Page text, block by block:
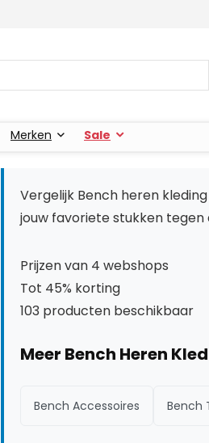
Merken Sale
Vergelijk Bench heren
jouw favoriete stukken tegen
Prijzen van 4 webshops
Tot 45% korting
103 producten beschikbaar
Meer Bench Heren
Bench Accessoires Bench